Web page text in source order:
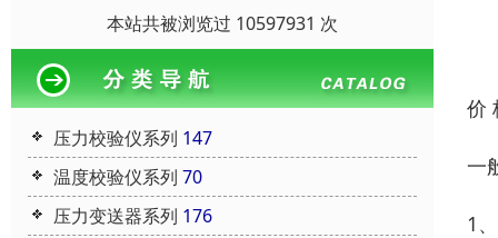
本站共被浏览过 10597931 次
压力校验仪系列 147
温度校验仪系列 70
压力变送器系列 176
价
一
1